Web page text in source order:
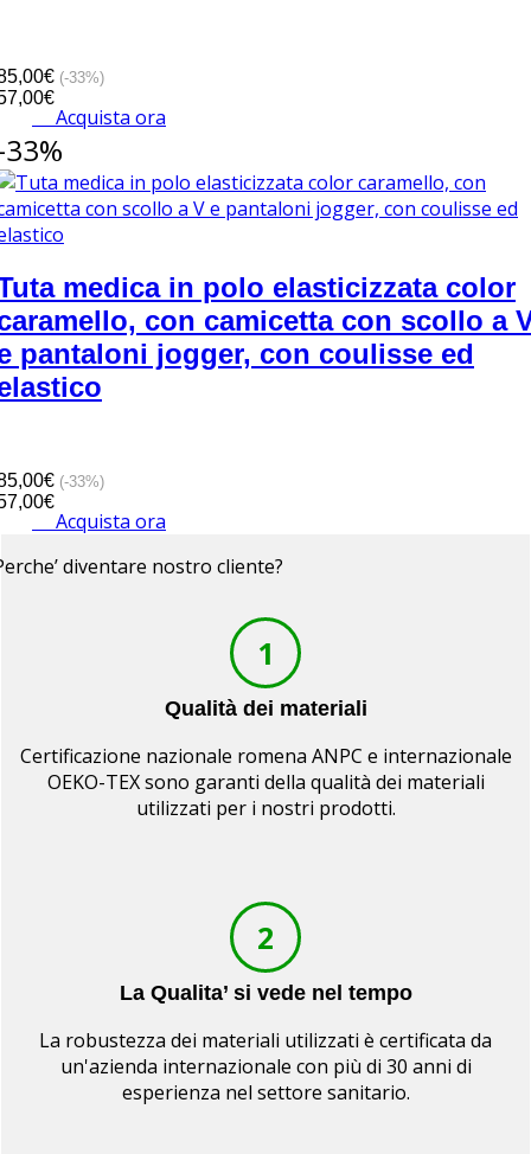
(-33%)
Acquista ora
medica in polo elasticizzata color
con camicetta con scollo a
pantaloni jogger, con coulisse ed
(-33%)
Acquista ora
diventare nostro cliente?
1
Qualità dei materiali
Certificazione nazionale romena ANPC e internazionale
OEKO-TEX sono garanti della qualità dei materiali
utilizzati per i nostri prodotti.
2
La Qualita’ si vede nel tempo
La robustezza dei materiali utilizzati è certificata da
un'azienda internazionale con più di 30 anni di
esperienza nel settore sanitario.